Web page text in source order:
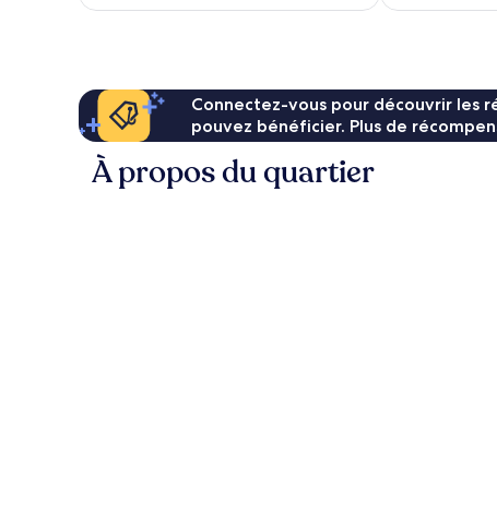
Connectez-vous pour découvrir les
pouvez bénéficier. Plus de
À propos du quartier